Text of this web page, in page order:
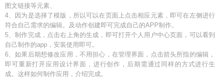
图文链接等元素、
4、因为是选择了模版，所以可以在页面上点击相应元素，即可在左侧进行
符合自己需求的编辑。及动作创建即可完成自己的APP制作。
5、制作完成，点击右上角的生成，即可打开个人用户中心页面，可以看到
自己制作的app，安装使用即可。
6、如果后期想修改应用，不用担心，在管理界面，点击箭头所指的编辑，
即可重新打开应用设计界面，进行创作，后期需通过同样的方式进行生
成。这样如何制作应用，介绍完成。